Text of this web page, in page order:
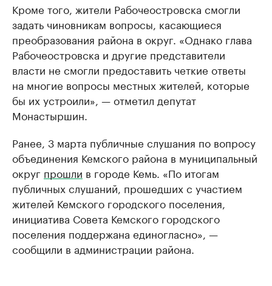
Кроме того, жители Рабочеостровска смогли
задать чиновникам вопросы, касающиеся
преобразования района в округ. «Однако глава
Рабочеостровска и другие представители
власти не смогли предоставить четкие ответы
на многие вопросы местных жителей, которые
бы их устроили», — отметил депутат
Монастыршин.
Ранее, 3 марта публичные слушания по вопросу
объединения Кемского района в муниципальный
округ прошли в городе Кемь. «По итогам
публичных слушаний, прошедших с участием
жителей Кемского городского поселения,
инициатива Совета Кемского городского
поселения поддержана единогласно», —
сообщили в администрации района.